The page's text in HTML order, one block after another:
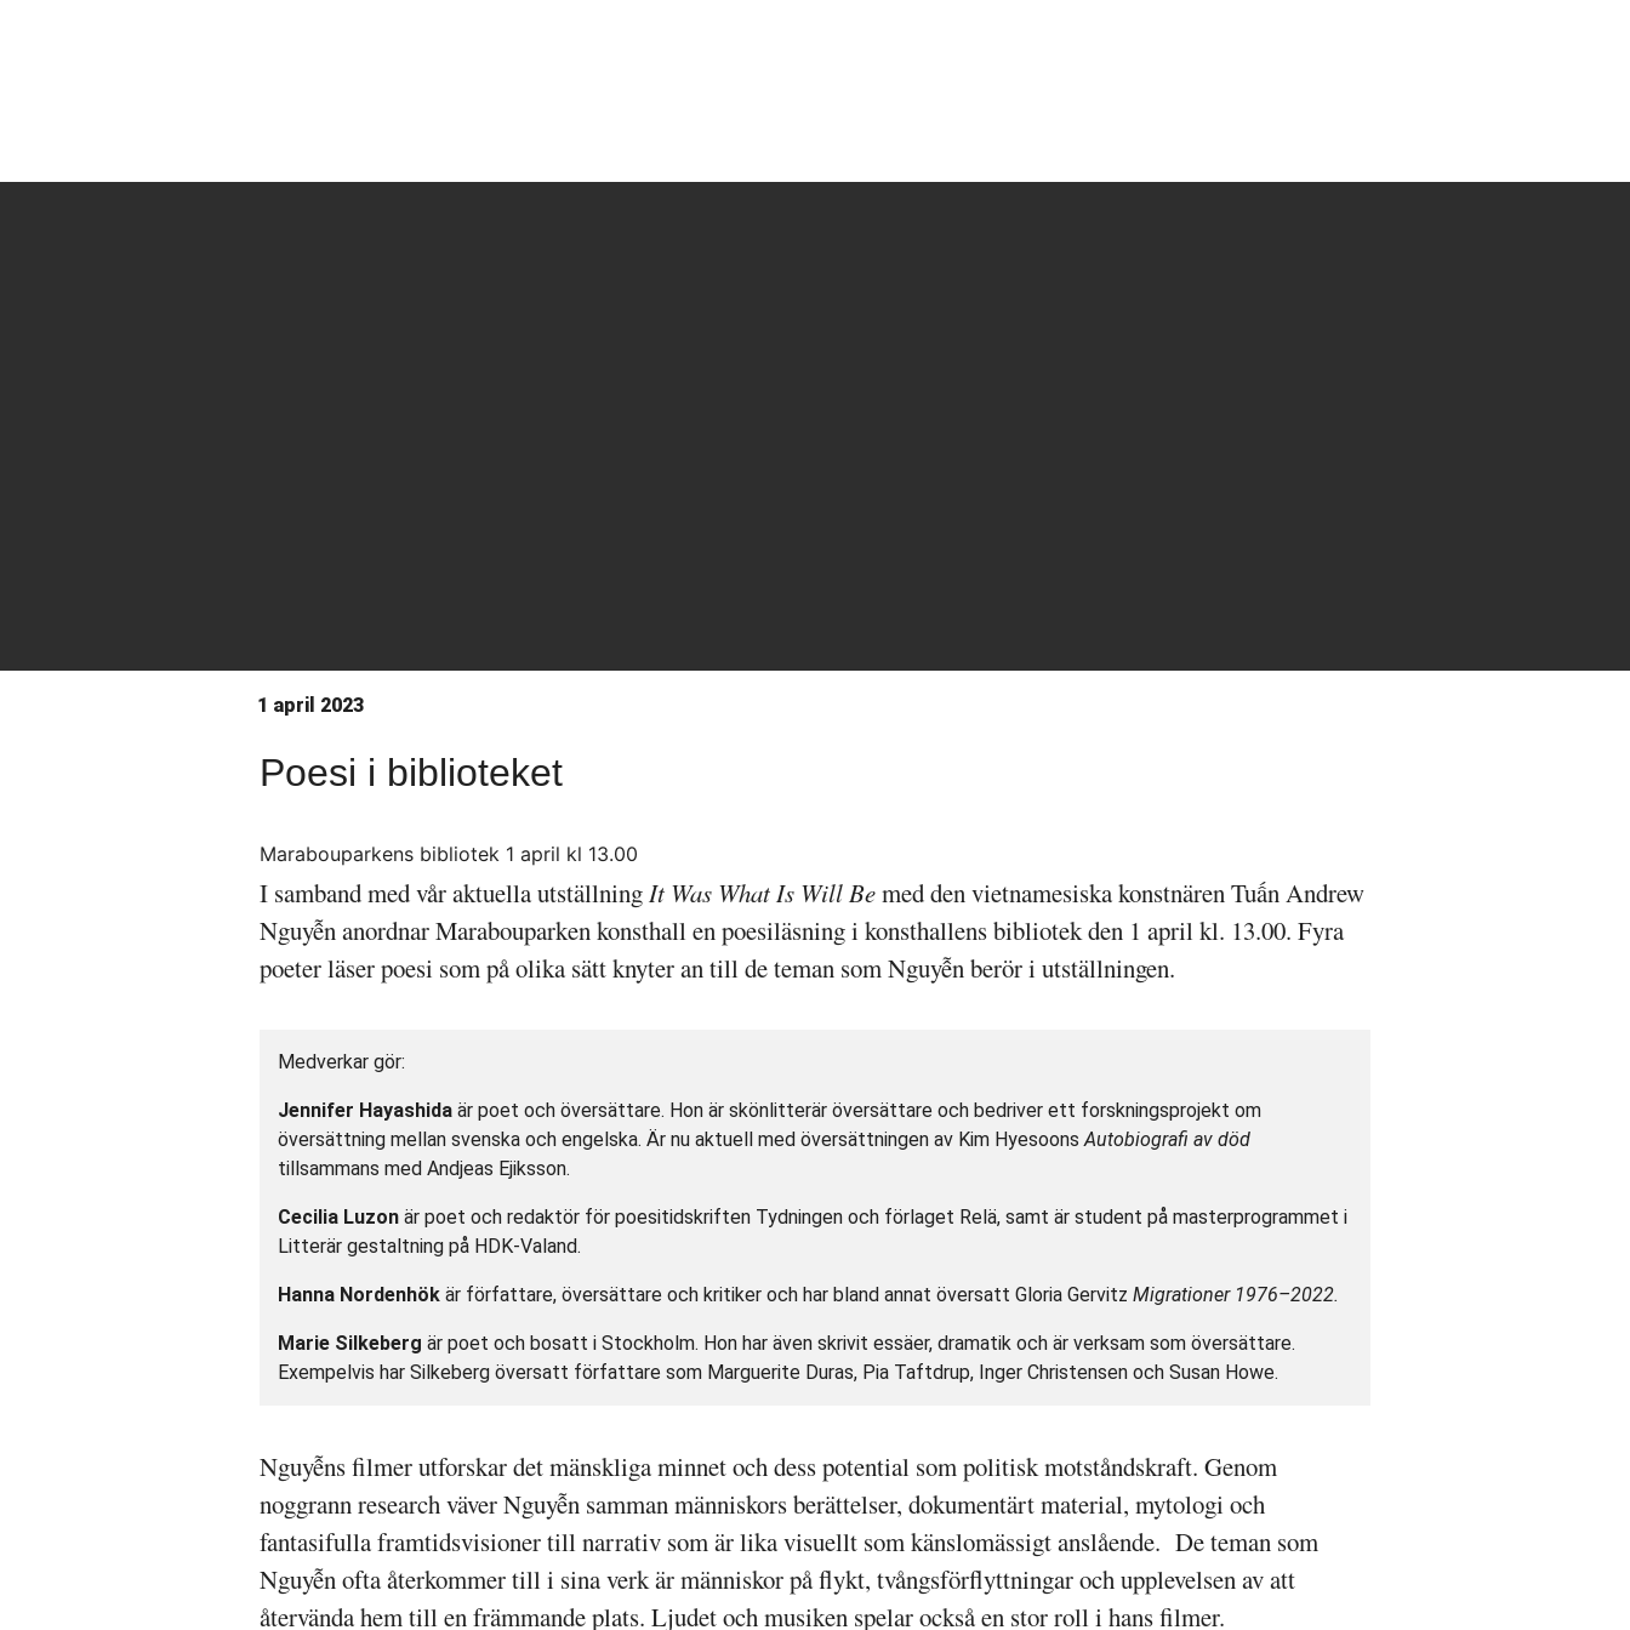
1 april 2023
Poesi i biblioteket
Marabouparkens bibliotek 1 april kl 13.00
I samband med vår aktuella utställningIt Was What Is Will Bemed den vietnamesiska konstnären Tuấn Andrew
Nguyễn anordnar Marabouparken konsthall en poesiläsning i konsthallens bibliotek den 1 april kl. 13.00. Fyra
poeter läser poesi som på olika sätt knyter an till de teman som Nguyễn berör i utställningen.
Medverkar gör:
Jennifer Hayashidaär poet och översättare. Hon är skönlitterär översättare och bedriver ett forskningsprojekt om
översättning mellan svenska och engelska. Är nu aktuell med översättningen av Kim Hyesoons Autobiografi av död
tillsammans med Andjeas Ejiksson.
Cecilia Luzonär poet och redaktör för poesitidskriften Tydningen och förlaget Relä, samt är student på masterprogrammet i
Litterär gestaltning på HDK-Valand.
Hanna Nordenhökär författare, översättare och kritiker och har bland annat översatt Gloria Gervitz Migrationer 1976–2022.
Marie Silkeberg är poet och bosatt i Stockholm. Hon har även skrivit essäer, dramatik och är verksam som översättare.
Exempelvis har Silkeberg översatt författare som Marguerite Duras, Pia Taftdrup, Inger Christensen och Susan Howe.
Nguyễns filmer utforskar det mänskliga minnet och dess potential som politisk motståndskraft. Genom
noggrann research väver Nguyễn samman människors berättelser, dokumentärt material, mytologi och
fantasifulla framtidsvisioner till narrativ som är lika visuellt som känslomässigt anslående. De teman som
Nguyễn ofta återkommer till i sina verk är människor på flykt, tvångsförflyttningar och upplevelsen av att
återvända hem till en främmande plats. Ljudet och musiken spelar också en stor roll i hans filmer.